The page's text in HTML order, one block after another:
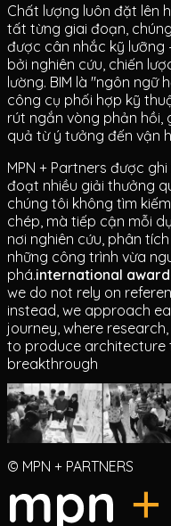
Chất lượng luôn đặt lên
tất từng giai đoạn,
được cân nhắc kỹ lưỡng
bởi nghiên cứu, chiến
lường. BIM là "ngôn ngữ
công cụ phối hợp kỹ
rút ngắn vòng phản hồi,
quả từ ý tưởng đến vận
MPN + Partners được
đoạt nhiều giải thưởng
chúng tôi không tìm
chép, mà tiếp cận mỗi
nơi nghiên cứu, phân
những công trình vừa
phá.international
we do not rely on
instead, we approach
journey, where
to produce architecture
breakthrough
© MPN + PARTNERS